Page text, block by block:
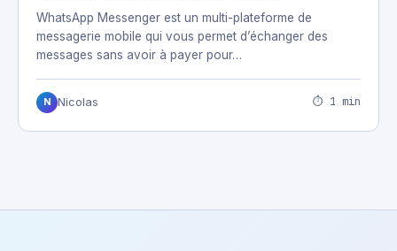
WhatsApp Messenger est un multi-plateforme de
messagerie mobile qui vous permet d’échanger des
messages sans avoir à payer pour…
N Nicolas ⏱ 1 min